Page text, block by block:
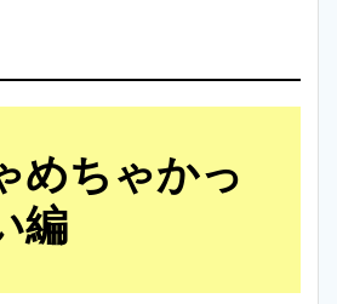
めちゃかっ
編